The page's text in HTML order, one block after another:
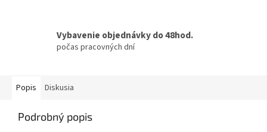
Vybavenie objednávky do 48hod.
počas pracovných dní
Popis Diskusia
Podrobný popis